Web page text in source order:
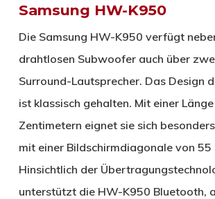
Samsung HW-K950
Die Samsung HW-K950 verfügt
drahtlosen Subwoofer auch über
Surround-Lautsprecher. Das Design
ist klassisch gehalten. Mit einer
Zentimetern eignet sie sich
mit einer Bildschirmdiagonale von 55
Hinsichtlich der
unterstützt die HW-K950 Bluetooth,